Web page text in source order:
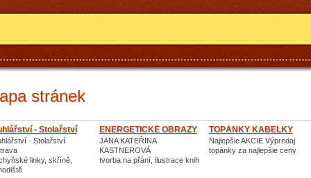
stránek
- Stolařství
- Stolařství
linky, skříně,
ENERGETICKÉ OBRAZY
JANA KATEŘINA
KASTNEROVÁ
tvorba na přání, ilustrace knih
TOPÁNKY KABELKY
Najlepšie AKCIE Výpredaj
topánky za najlepšie ceny